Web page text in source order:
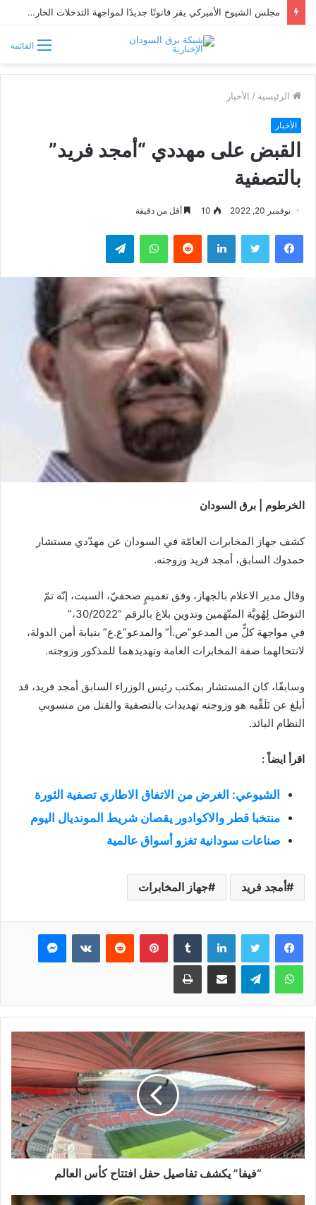
مجلس الشيوخ الأميركي يقر قانونًا جديدًا لمواجهة التدخلات الخارجية في السودان
القائمة
الرئيسية / الأخبار
الأخبار
القبض على مهددي “أمجد فريد”
بالتصفية
نوفمبر 20, 2022 10 أقل من دقيقة
فيسبوك تويتر لينكدإن واتساب تيلقرام
الخرطوم | برق السودان
كشف جهاز المخابرات العامّة في السودان عن مهدّدي مستشار
حمدوك السابق، أمجد فريد وزوجته.
وقال مدير الاعلام بالجهاز، وفق تعميمٍ صحفيّ، السبت، إنّه تمّ
التوصّل لِهُويَّة المتّهَمين وتدوين بلاغ بالرقم “30/2022،”
في مواجهة كلٍّ من المدعو”ص.أ” والمدعو”ع.ع” بنيابة أمن الدولة،
لانتحالهما صفة المخابرات العامة وتهديدهما للمذكور وزوجته.
وسابقًا، كان المستشار بمكتب رئيس الوزراء السابق أمجد فريد، قد
أبلغ عن تَلَقِّيه هو وزوجته تهديدات بالتصفية والقتل من منسوبي
النظام البائد.
اقرأ ايضاً :
الشيوعي: الغرض من الاتفاق الاطاري تصفية الثورة
منتخبا قطر والاكوادور يقصان شريط المونديال اليوم
صناعات سودانية تغزو أسواق عالمية
أمجد فريد جهاز المخابرات
فيسبوك تويتر لينكدإن بينتيريست ماسنجر
واتساب تيلقرام مشاركة عبر البريد طباعة
“فيفا” يكشف تفاصيل حفل افتتاح كأس العالم